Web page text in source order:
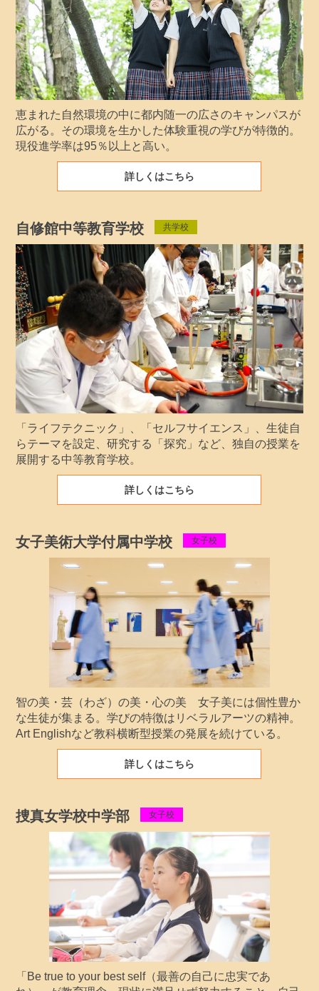
恵まれた自然環境の中に都内随一の広さのキャンパスが
広がる。その環境を生かした体験重視の学びが特徴的。
現役進学率は95％以上と高い。
詳しくはこちら
自修館中等教育学校 共学校
「ライフテクニック」、「セルフサイエンス」、生徒自
らテーマを設定、研究する「探究」など、独自の授業を
展開する中等教育学校。
詳しくはこちら
女子美術大学付属中学校 女子校
智の美・芸（わざ）の美・心の美 女子美には個性豊か
な生徒が集まる。学びの特徴はリベラルアーツの精神。
Art Englishなど教科横断型授業の発展を続けている。
詳しくはこちら
捜真女学校中学部 女子校
「Be true to your best self（最善の自己に忠実であ